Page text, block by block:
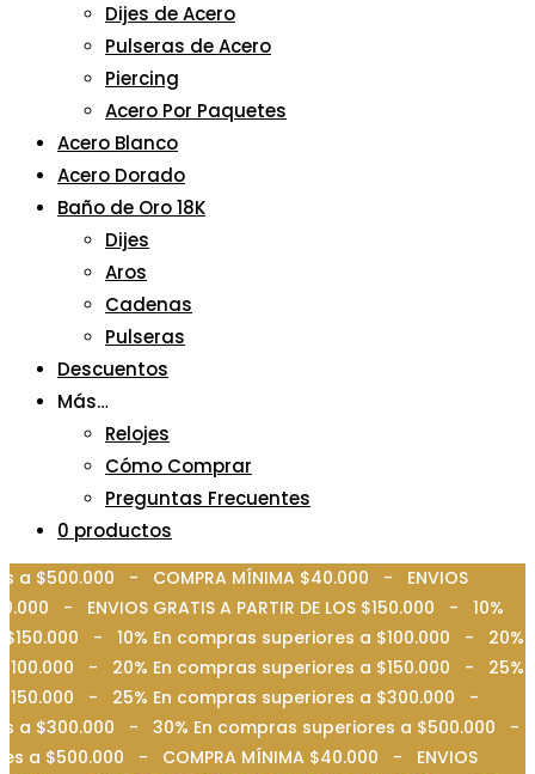
Dijes de Acero
Pulseras de Acero
Piercing
Acero Por Paquetes
Acero Blanco
Acero Dorado
Baño de Oro 18K
Dijes
Aros
Cadenas
Pulseras
Descuentos
Más…
Relojes
Cómo Comprar
Preguntas Frecuentes
0 productos
a $500.000 - COMPRA MÍNIMA $40.000 - ENVIOS
- ENVIOS GRATIS A PARTIR DE LOS $150.000 - 10%
$150.000 - 10% En compras superiores a $100.000 - 20%
$100.000 - 20% En compras superiores a $150.000 - 25%
$150.000 - 25% En compras superiores a $300.000 -
a $300.000 - 30% En compras superiores a $500.000 -
a $500.000 - COMPRA MÍNIMA $40.000 - ENVIOS